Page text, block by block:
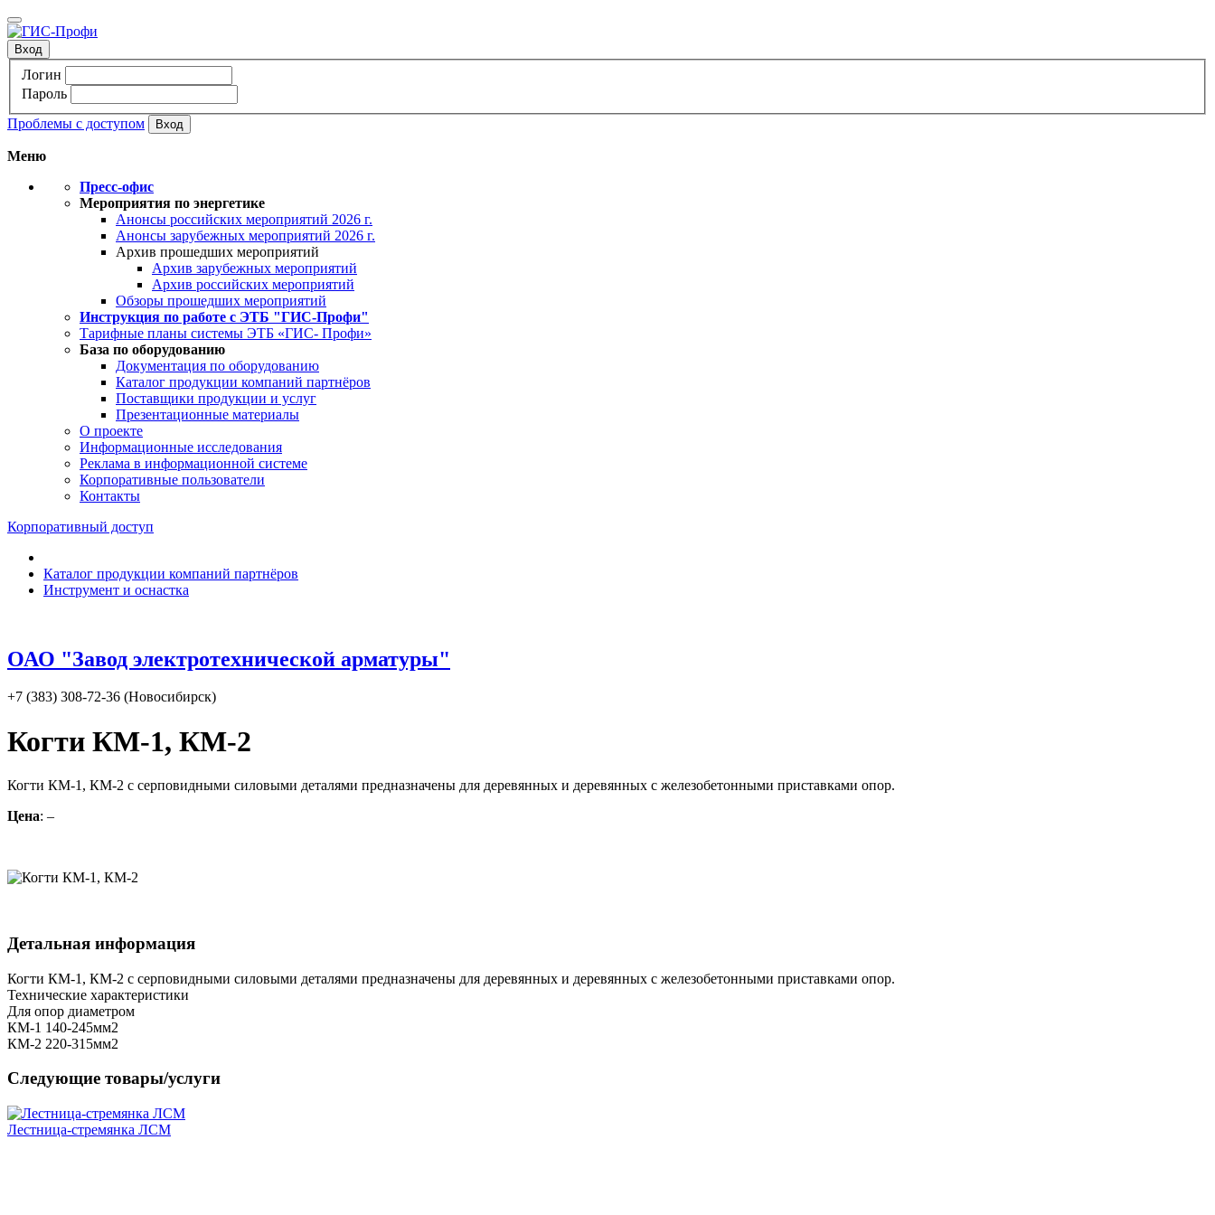
Вход
Логин
Пароль
Проблемы с доступом
Меню
Пресс-офис
Мероприятия по энергетике
Анонсы российских мероприятий 2026 г.
Анонсы зарубежных мероприятий 2026 г.
Архив прошедших мероприятий
Архив зарубежных мероприятий
Архив российских мероприятий
Обзоры прошедших мероприятий
Инструкция по работе с ЭТБ "ГИС-Профи"
Тарифные планы системы ЭТБ «ГИС- Профи»
База по оборудованию
Документация по оборудованию
Каталог продукции компаний партнёров
Поставщики продукции и услуг
Презентационные материалы
О проекте
Информационные исследования
Реклама в информационной системе
Корпоративные пользователи
Контакты
Корпоративный доступ
Каталог продукции компаний партнёров
Инструмент и оснастка
ОАО "Завод электротехнической арматуры"
+7 (383) 308-72-36 (Новосибирск)
Когти КM-1, КM-2
Когти КM-1, КM-2 с серповидными силовыми деталями предназначены для деревянных и деревянных с железобетонными приставками опор.
Цена: –
Детальная информация
Когти КM-1, КM-2 с серповидными силовыми деталями предназначены для деревянных и деревянных с железобетонными приставками опор.
Технические характеристики
Для опор диаметром
КМ-1 140-245мм2
КМ-2 220-315мм2
Следующие товары/услуги
Лестница-стремянка ЛСМ